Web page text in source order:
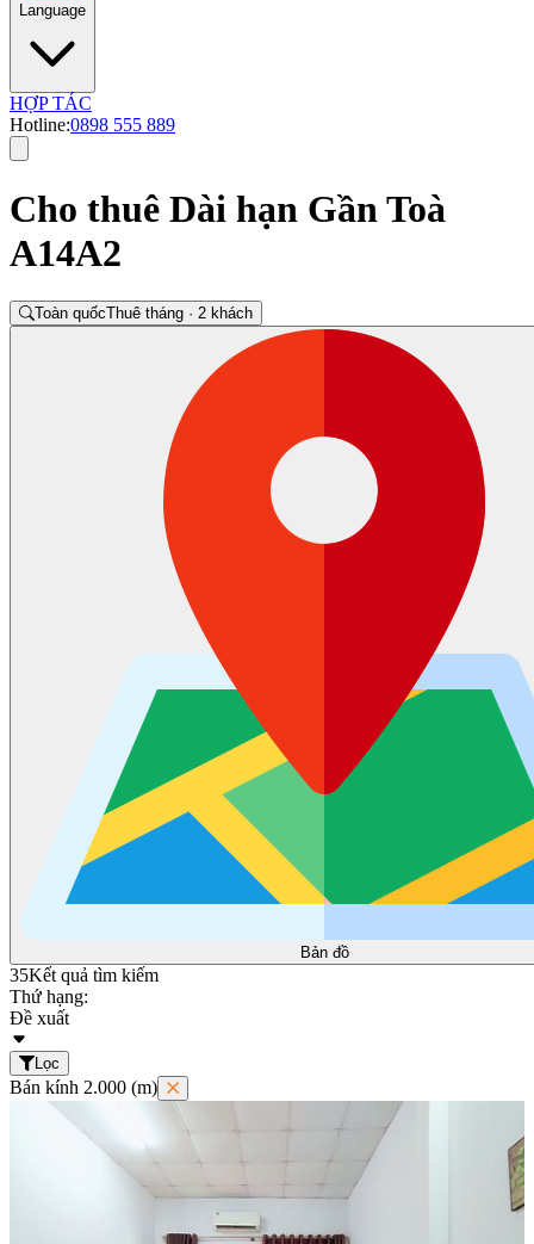
Language
HỢP TÁC
Hotline:0898 555 889
Cho thuê Dài hạn Gần Toà
A14A2
Toàn quốcThuê tháng · 2 khách
Bản đồ
35Kết quả tìm kiếm
Thứ hạng:
Đề xuất
Lọc
Bán kính 2.000 (m)